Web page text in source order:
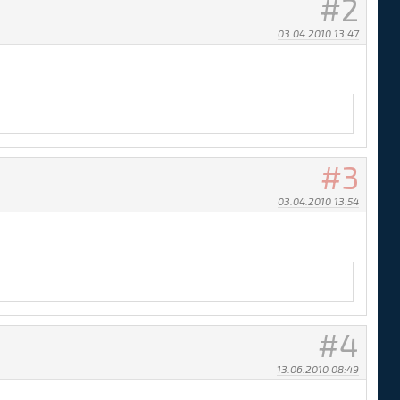
2
03.04.2010 13:47
3
03.04.2010 13:54
4
13.06.2010 08:49